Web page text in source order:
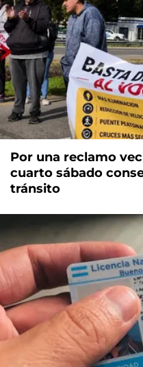
Por una reclamo
cuarto sábado
tránsito